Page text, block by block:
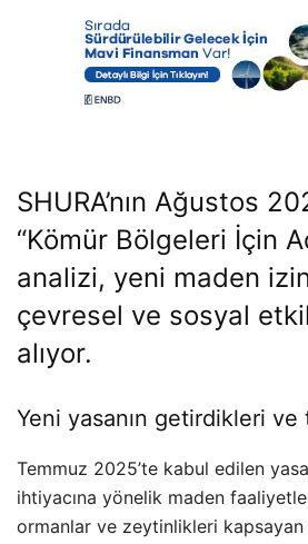
SHURA’nın Ağustos
“Kömür Bölgeleri İçin
analizi, yeni maden
çevresel ve sosyal
alıyor.
Yeni yasanın getirdikleri ve
Temmuz 2025’te kabul edilen
ihtiyacına yönelik maden
ormanlar ve zeytinlikleri